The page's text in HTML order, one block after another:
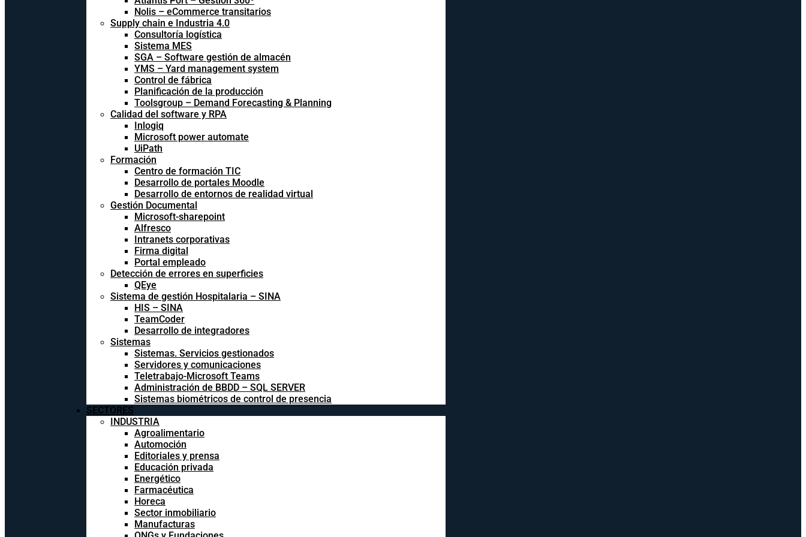
Nolis – eCommerce transitarios
Supply chain e Industria 4.0
Consultoría logística
Sistema MES
SGA – Software gestión de almacén
YMS – Yard management system
Control de fábrica
Planificación de la producción
Toolsgroup – Demand Forecasting & Planning
Calidad del software y RPA
Inlogiq
Microsoft power automate
UiPath
Formación
Centro de formación TIC
Desarrollo de portales Moodle
Desarrollo de entornos de realidad virtual
Gestión Documental
Microsoft-sharepoint
Alfresco
Intranets corporativas
Firma digital
Portal empleado
Detección de errores en superficies
QEye
Sistema de gestión Hospitalaria – SINA
HIS – SINA
TeamCoder
Desarrollo de integradores
Sistemas
Sistemas. Servicios gestionados
Servidores y comunicaciones
Teletrabajo-Microsoft Teams
Administración de BBDD – SQL SERVER
Sistemas biométricos de control de presencia
SECTORES
INDUSTRIA
Agroalimentario
Automoción
Editoriales y prensa
Educación privada
Energético
Farmacéutica
Horeca
Sector inmobiliario
Manufacturas